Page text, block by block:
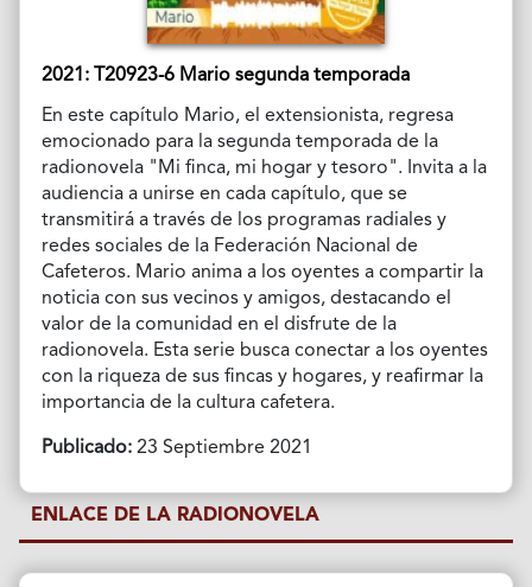
2021: T20923-6 Mario segunda temporada
En este capítulo Mario, el extensionista, regresa
emocionado para la segunda temporada de la
radionovela "Mi finca, mi hogar y tesoro". Invita a la
audiencia a unirse en cada capítulo, que se
transmitirá a través de los programas radiales y
redes sociales de la Federación Nacional de
Cafeteros. Mario anima a los oyentes a compartir la
noticia con sus vecinos y amigos, destacando el
valor de la comunidad en el disfrute de la
radionovela. Esta serie busca conectar a los oyentes
con la riqueza de sus fincas y hogares, y reafirmar la
importancia de la cultura cafetera.
Publicado:23 Septiembre 2021
ENLACE DE LA RADIONOVELA